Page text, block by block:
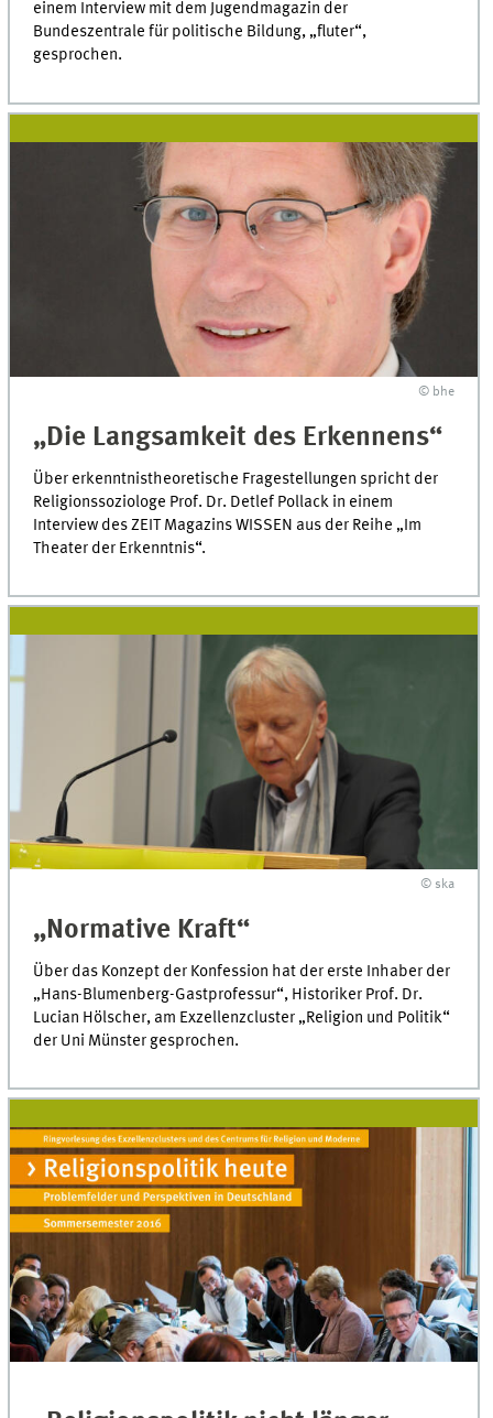
einem Interview mit dem Jugendmagazin der
Bundeszentrale für politische Bildung, „fluter“,
gesprochen.
© bhe
„Die Langsamkeit des Erkennens“
Über erkenntnistheoretische Fragestellungen spricht der
Religionssoziologe Prof. Dr. Detlef Pollack in einem
Interview des ZEIT Magazins WISSEN aus der Reihe „Im
Theater der Erkenntnis“.
© ska
„Normative Kraft“
Über das Konzept der Konfession hat der erste Inhaber der
„Hans-Blumenberg-Gastprofessur“, Historiker Prof. Dr.
Lucian Hölscher, am Exzellenzcluster „Religion und Politik“
der Uni Münster gesprochen.